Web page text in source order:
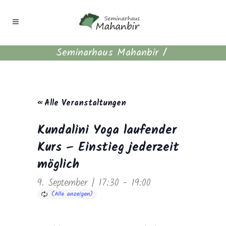
Seminarhaus Mahanbir/
« Alle Veranstaltungen
Kundalini Yoga laufender
Kurs – Einstieg jederzeit
möglich
9. September | 17:30 - 19:00